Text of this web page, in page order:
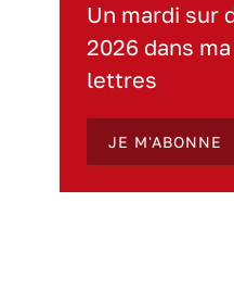
Un mardi sur
2026 dans
lettres
JE M'ABONNE